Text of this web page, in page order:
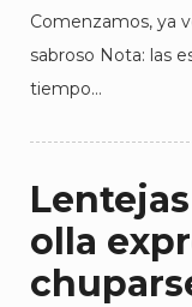
Comenzamos, ya
sabroso Nota: las
tiempo…
olla